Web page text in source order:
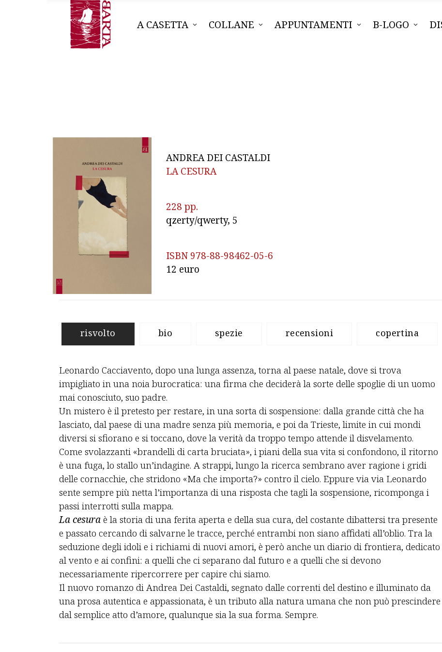
A CASETTA COLLANE APPUNTAMENTI B-LOGO
ANDREA DEI CASTALDI
LA CESURA
228 pp.
qzerty/qwerty, 5
ISBN 978-88-98462-05-6
risvolto bio spezie recensioni copertina
Leonardo Cacciavento, dopo una lunga assenza, torna al paese natale, dove si trova
impigliato in una noia burocratica: una firma che deciderà la sorte delle spoglie di un uomo
mai conosciuto, suo padre.
Un mistero è il pretesto per restare, in una sorta di sospensione: dalla grande città che ha
lasciato, dal paese di una madre senza più memoria, e poi da Trieste, limite in cui mondi
diversi si sfiorano e si toccano, dove la verità da troppo tempo attende il disvelamento.
Come svolazzanti «brandelli di carta bruciata», i piani della sua vita si confondono, il ritorno
è una fuga, lo stallo un’indagine. A strappi, lungo la ricerca sembrano aver ragione i gridi
delle cornacchie, che stridono «Ma che importa?» contro il cielo. Eppure via via Leonardo
sente sempre più netta l’importanza di una risposta che tagli la sospensione, ricomponga i
passi interrotti sulla mappa.
La cesuraè la storia di una ferita aperta e della sua cura, del costante dibattersi tra presente
e passato cercando di salvarne le tracce, perché entrambi non siano affidati all’oblio. Tra la
seduzione degli idoli e i richiami di nuovi amori, è però anche un diario di frontiera, dedicato
al vento e ai confini: a quelli che ci separano dal futuro e a quelli che si devono
necessariamente ripercorrere per capire chi siamo.
Il nuovo romanzo di Andrea Dei Castaldi, segnato dalle correnti del destino e illuminato da
una prosa autentica e appassionata, è un tributo alla natura umana che non può prescindere
dal semplice atto d’amore, qualunque sia la sua forma. Sempre.